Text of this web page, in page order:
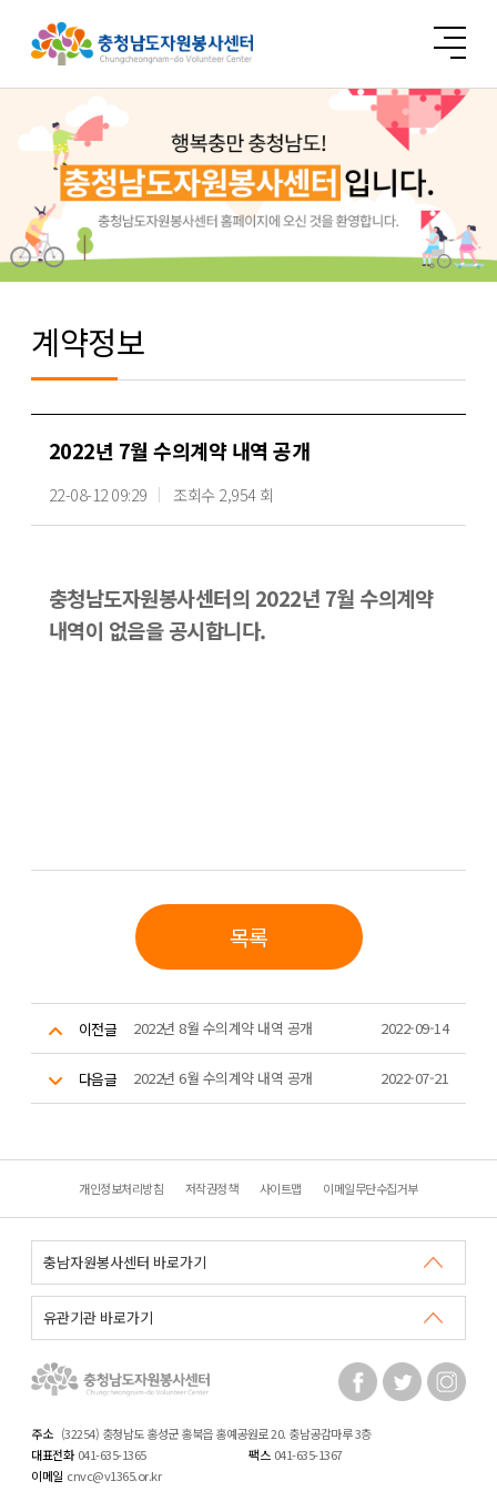
계약정보
2022년 7월 수의계약 내역 공개
22-08-12 09:29 조회수 2,954 회
충청남도자원봉사센터의 2022년 7월 수의계약
내역이 없음을 공시합니다.
목록
이전글 2022년 8월 수의계약 내역 공개 2022-09-14
다음글 2022년 6월 수의계약 내역 공개 2022-07-21
개인정보처리방침 저작권정책 사이트맵 이메일무단수집거부
주소 (32254) 충청남도 홍성군 홍북읍 홍예공원로 20. 충남공감마루 3층
대표전화 041-635-1365 팩스 041-635-1367
이메일 cnvc@v1365.or.kr